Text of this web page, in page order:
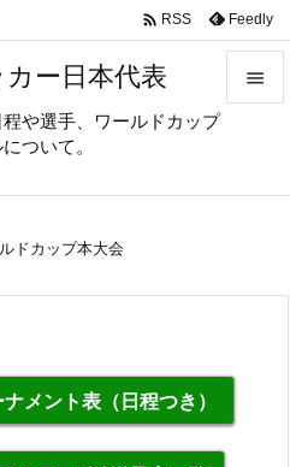
ー日本代表
や選手、ワールドカップ
ついて。


 RSS Feedly
ドカップ本大会
メント表（日程つき）